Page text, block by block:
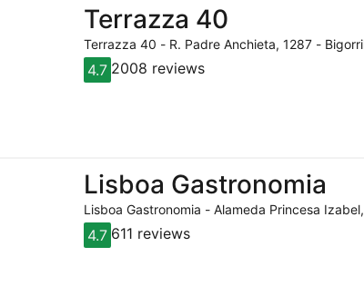
Terrazza 40
Terrazza 40 - R. Padre Anchieta, 1287 -
4.7 2008 reviews
Lisboa Gastronomia
Lisboa Gastronomia - Alameda Princesa
4.7 611 reviews